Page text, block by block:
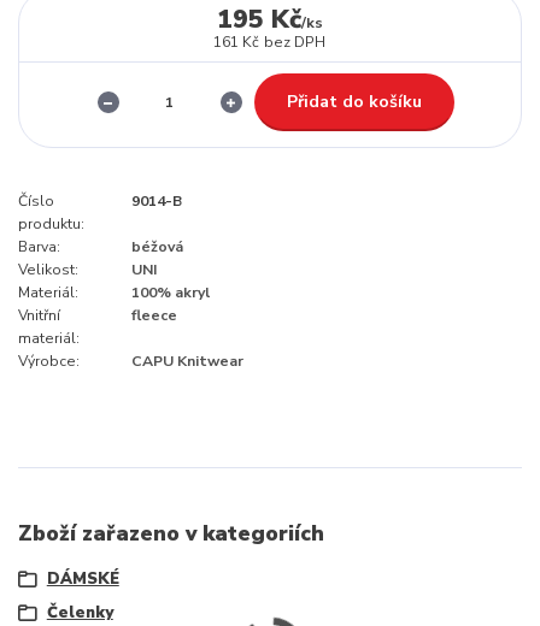
195 Kč/ks
161 Kč bez DPH
Přidat do košíku
Číslo
produktu:
9014-B
Barva:
béžová
Velikost:
UNI
Materiál:
100% akryl
Vnitřní
materiál:
fleece
Výrobce: CAPU Knitwear
Zboží zařazeno v kategoriích
DÁMSKÉ
Čelenky